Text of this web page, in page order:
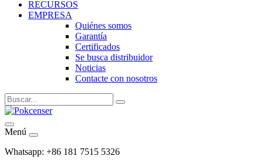
RECURSOS
EMPRESA
Quiénes somos
Garantía
Certificados
Se busca distribuidor
Noticias
Contacte con nosotros
Menú
Whatsapp: +86 181 7515 5326